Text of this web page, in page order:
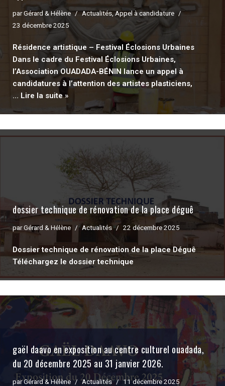
parGérard & Hélène Actualités,Appel à candidature
23 décembre 2025
Résidence artistique – Festival Éclosions Urbaines
Dans le cadre du Festival Éclosions Urbaines,
l’Association OUADADA-BÉNIN lance un appel à
candidatures à l’attention des artistes plasticiens,
… Lire la suite »
dossier technique de rénovation de la place déguê
parGérard & Hélène Actualités 22 décembre 2025
Dossier technique de rénovation de la place Déguê
Téléchargez le dossier technique
gaël daavo en exposition au centre culturel ouadada,
du 20 décembre 2025 au 31 janvier 2026.
parGérard & Hélène Actualités 11 décembre 2025